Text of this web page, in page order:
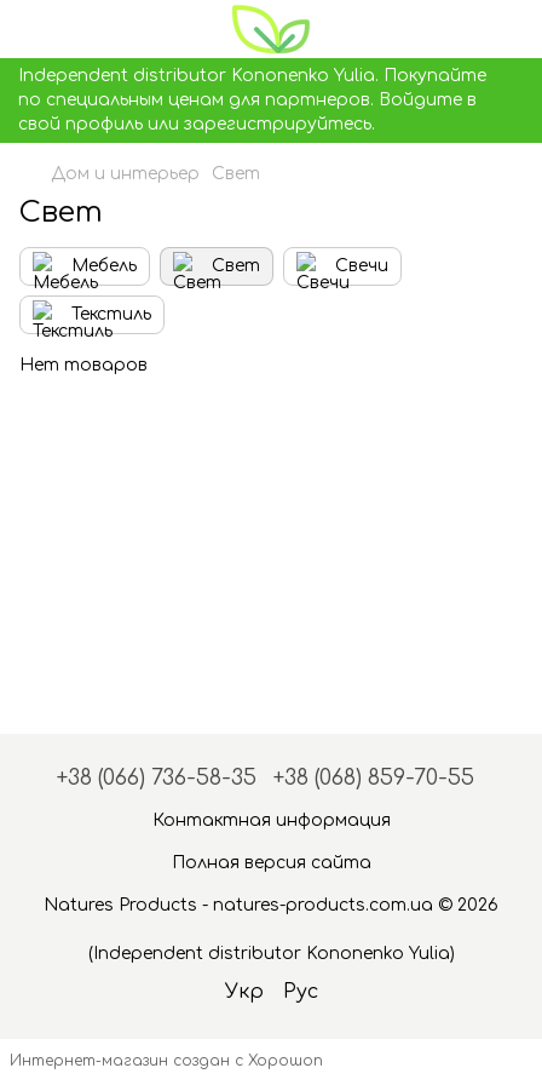
Independent distributor Kononenko Yulia. Покупайте
по специальным ценам для партнеров. Войдите в
свой профиль или зарегистрируйтесь.
Дом и интерьер Свет
Свет
Мебель Свет Свечи
Текстиль
Нет товаров
+38 (066) 736-58-35 +38 (068) 859-70-55
Контактная информация
Полная версия сайта
Natures Products - natures-products.com.ua © 2026
(Independent distributor Kononenko Yulia)
Укр Рус
Интернет-магазин создан с Хорошоп